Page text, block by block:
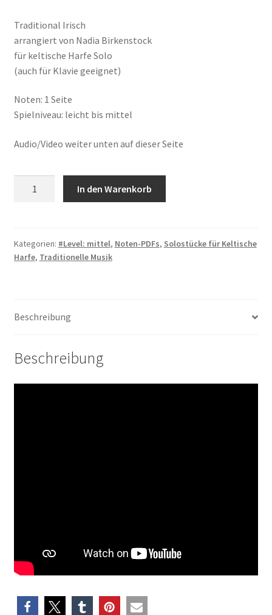
Traditional Irisch
arrangiert von Nadia Birkenstock
für keltische Harfe Solo
(auch für Klavie geeignet)
Noten: 1 Seite
Spielniveau: leicht bis mittel
Audio/Video weiter unten auf dieser Seite
Menge
In den Warenkorb
Kategorien: #Level: mittel, Noten-PDFs, Solostücke für Keltische
Harfe, Traditionelle Musik
Beschreibung
Beschreibung